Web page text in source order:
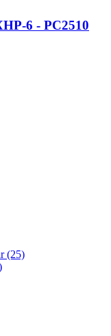
​6 -​ PC2510
(25)